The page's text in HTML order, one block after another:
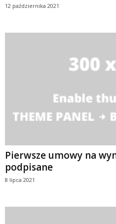
12 października 2021
Pierwsze umowy na
podpisane
8 lipca 2021